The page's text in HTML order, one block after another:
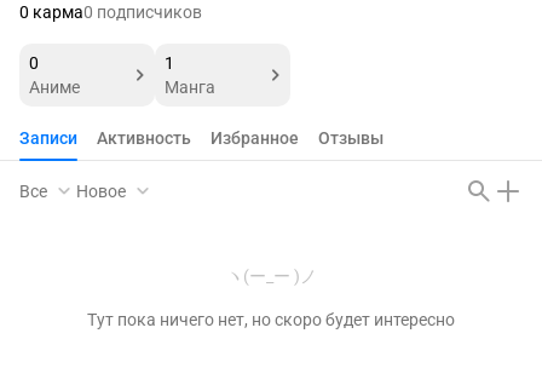
0 карма0 подписчиков
0
Аниме
1
Манга
Записи Активность Избранное Отзывы
Все Новое
ヽ(ー_ー )ノ
Тут пока ничего нет, но скоро будет интересно